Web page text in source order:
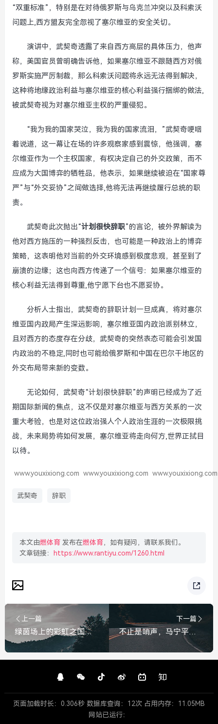
“双重标准”，特别是在对待俄罗斯与乌克兰冲突以及科索沃
问题上,西方盟友完全忽视了塞尔维亚的安全关切。
演讲中，武契奇透露了来自西方高层的具体压力，他声
称，美国官员曾明确告诉他，如果塞尔维亚不跟随西方对俄
罗斯实施严厉制裁，那么科索沃问题将永远无法得到解决，
这种将地缘政治利益与塞尔维亚的核心利益强行捆绑的做法,
被武契奇视为对塞尔维亚主权的严重侵犯。
“我为我的国家哭泣，我为我的国家流泪，”武契奇哽咽
着说道，这一幕让在场的许多观察家感到震惊，他强调，塞
尔维亚作为一个主权国家，有权决定自己的外交政策，而不
应成为大国博弈的牺牲品，他表示，如果继续被迫在“国家尊
严”与“外交妥协”之间做选择,他将无法再继续履行总统的职
责。
武契奇此次抛出“计划很快辞职”的言论，被外界解读为
他对西方施压的一种强烈反击，也可能是一种政治上的博弈
策略，这表明他对当前的外交环境感到极度悲观，甚至到了
崩溃的边缘；这也向西方传递了一个信号：如果塞尔维亚的
核心利益无法得到尊重,他宁愿下台也不愿妥协。
分析人士指出，武契奇的辞职计划一旦成真，将对塞尔
维亚国内政局产生深远影响，塞尔维亚国内政治派别林立，
且对西方的态度存在分歧，武契奇的突然表态可能会引发国
内政治的不稳定,同时也可能给俄罗斯和中国在巴尔干地区的
外交布局带来新的变数。
无论如何，武契奇“计划很快辞职”的声明已经成为了近
期国际新闻的焦点，这不仅是对塞尔维亚与西方关系的一次
重大考验，也是对这位政治强人个人政治生涯的一次极限挑
战，未来局势将如何发展，塞尔维亚将走向何方,世界正拭目
以待。
www.youxixiong.com www.youxixiong.com www.youxixiong.com
武契奇 辞职
本文由燃体育 发布在燃体育，如有疑问，请联系我们。
文章链接：
https://www.rantiyu.com/1260.html
上一篇
绿茵场上的彩虹之国，世界杯球队巡礼——南非队
下一篇
不止是哨声，马宁平均每天训练俩小时，铸就金哨之路
页面加载时长：0.306秒 数据库查询：12次 占用内存：11.05MB
网站已运行：